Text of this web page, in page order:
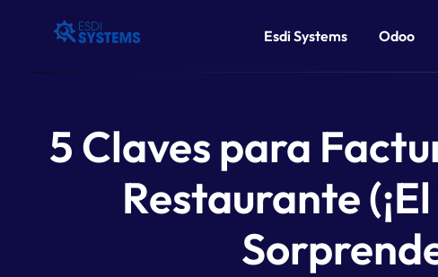
Esdi Systems Odoo
5 Claves para
Restaurante